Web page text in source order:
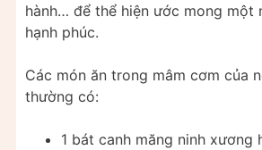
hành… để thể hiện ước mong một
hạnh phúc.
Các món ăn trong mâm cơm của
thường có:
1 bát canh măng ninh xương